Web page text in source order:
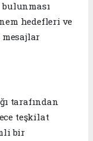
hedefleri ve
tarafından
teşkilat
bir